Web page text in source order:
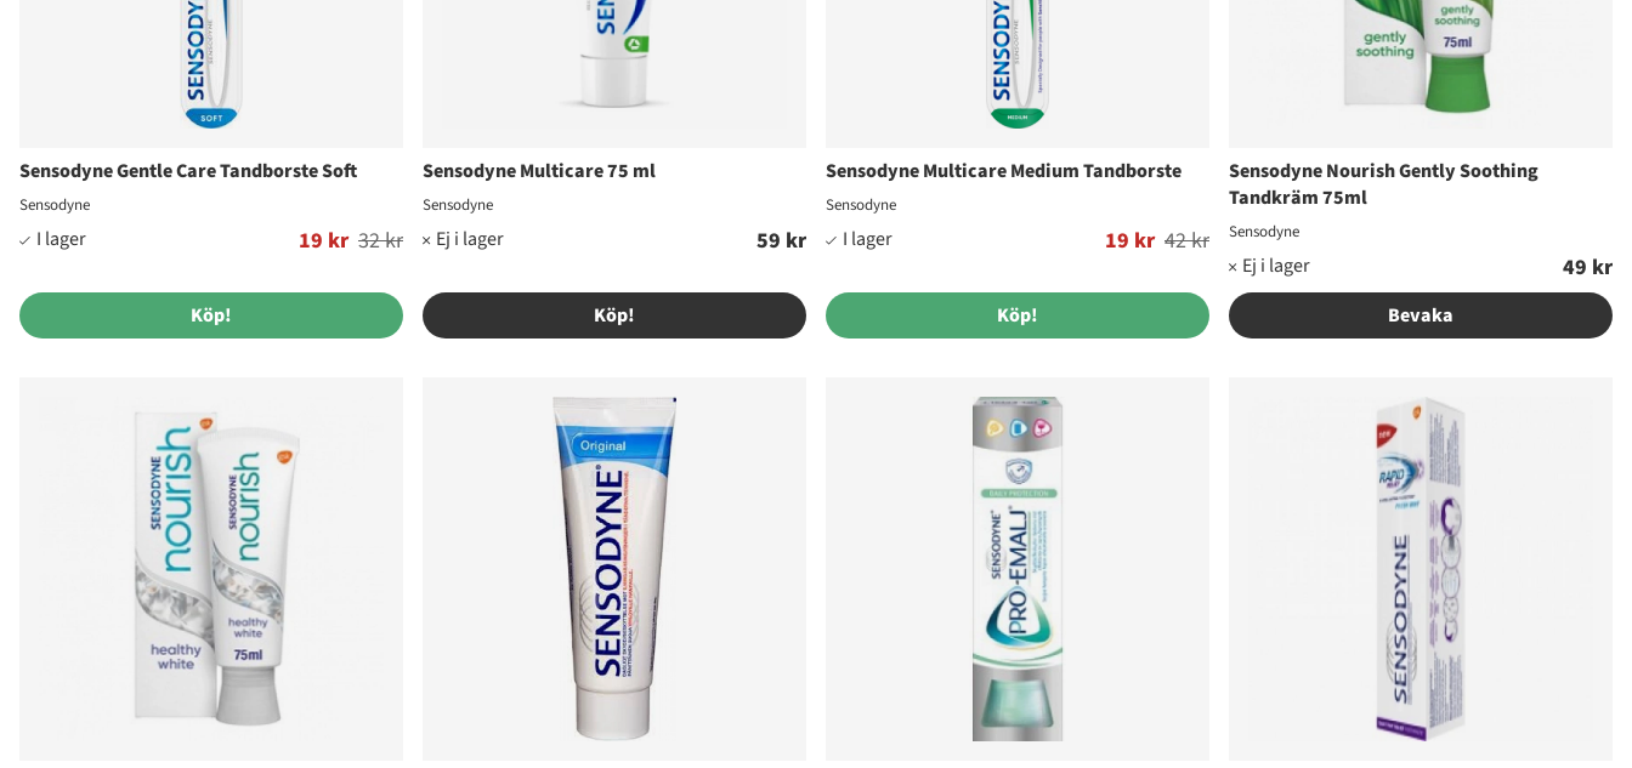
Sensodyne Gentle Care Tandborste Soft
Sensodyne
19 kr
Ordinarie pris: 32 kr
Köp!
Sensodyne Multicare 75 ml
Sensodyne
59 kr
Köp!
Sensodyne Multicare Medium Tandborste
Sensodyne
19 kr
Ordinarie pris: 42 kr
Köp!
Sensodyne Nourish Gently Soothing
Tandkräm 75ml
Sensodyne
49 kr
Bevaka